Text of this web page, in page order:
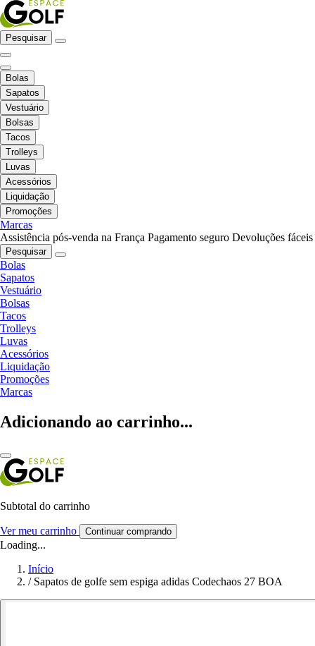
Pesquisar
Bolas
Sapatos
Vestuário
Bolsas
Tacos
Trolleys
Luvas
Acessórios
Liquidação
Promoções
Marcas
Assistência pós-venda na França Pagamento seguro Devoluções fáceis
Pesquisar
Bolas
Sapatos
Vestuário
Bolsas
Tacos
Trolleys
Luvas
Acessórios
Liquidação
Promoções
Marcas
Adicionando ao carrinho...
Subtotal do carrinho
Ver meu carrinho Continuar comprando
Loading...
Início
/ Sapatos de golfe sem espiga adidas Codechaos 27 BOA